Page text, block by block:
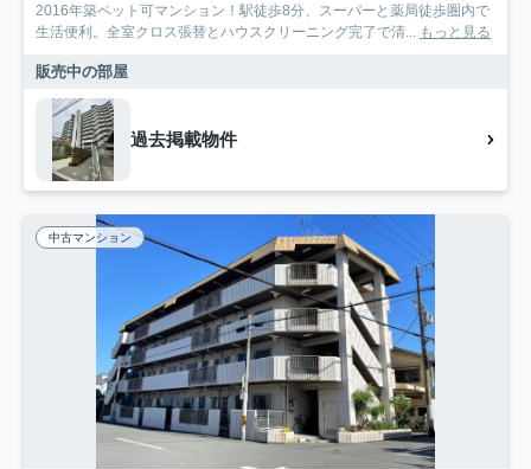
2016年築ペット可マンション！駅徒歩8分、スーパーと薬局徒歩圏内で
生活便利。全室クロス張替とハウスクリーニング完了で清...
もっと見る
販売中の部屋
過去掲載物件
中古マンション